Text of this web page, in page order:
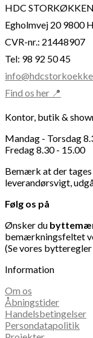
HDC STORKØKKEN
Egholmvej 20 9800
CVR-nr.: 21448907
Tel: 98 92 50 45
Find os her 📍
Kontor, butik &
Mandag - Torsdag
Fredag 8.30 - 15.00
Bemærk at der
leverandørsvigt,
Følg os på
Ønsker du
bemærkningsfeltet
(Se vores
Information
Om os
Åbningstider
Handelsbetingelser
Persondatapolitik